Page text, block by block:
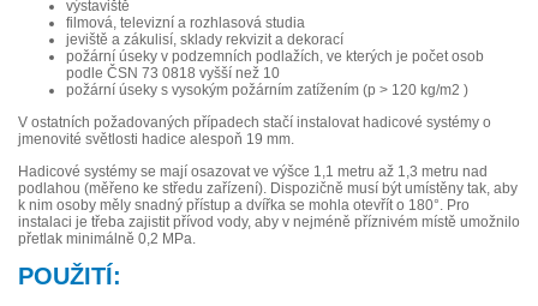
výstaviště
filmová, televizní a rozhlasová studia
jeviště a zákulisí, sklady rekvizit a dekorací
požární úseky v podzemních podlažích, ve kterých je počet osob
podle ČSN 73 0818 vyšší než 10
požární úseky s vysokým požárním zatížením (p > 120 kg/m2 )
V ostatních požadovaných případech stačí instalovat hadicové systémy o
jmenovité světlosti hadice alespoň 19 mm.
Hadicové systémy se mají osazovat ve výšce 1,1 metru až 1,3 metru nad
podlahou (měřeno ke středu zařízení). Dispozičně musí být umístěny tak, aby
k nim osoby měly snadný přístup a dvířka se mohla otevřít o 180°. Pro
instalaci je třeba zajistit přívod vody, aby v nejméně příznivém místě umožnilo
přetlak minimálně 0,2 MPa.
POUŽITÍ: